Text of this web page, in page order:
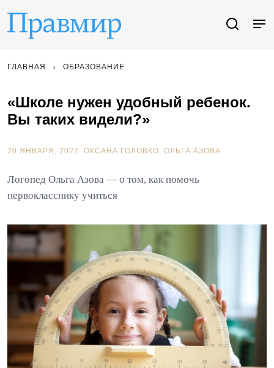
ГЛАВНАЯ ОБРАЗОВАНИЕ
«Школе нужен удобный ребенок.
Вы таких видели?»
20 ЯНВАРЯ, 2022. ОКСАНА ГОЛОВКО ОЛЬГА АЗОВА
Логопед Ольга Азова — о том, как помочь
первокласснику учиться